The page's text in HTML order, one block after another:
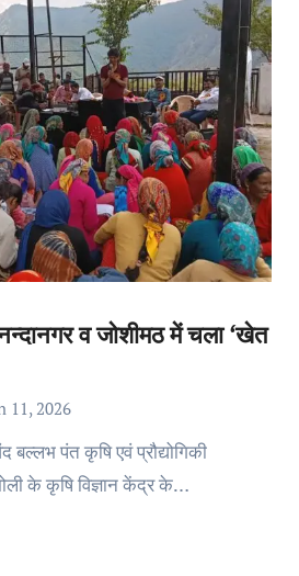
व जोशीमठ में चला ‘खेत
11, 2026
के कृषि विज्ञान केंद्र के…